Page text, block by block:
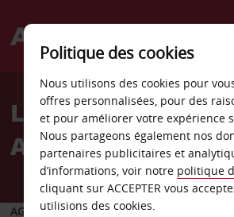
Welcome
AvisLocation de
Aéroport
AGENCE DE DÉPART
Politique des cookies
Nous utilisons des cookies pour
offres personnalisées, pour des
et pour améliorer votre expérience
Nous partageons également nos
partenaires publicitaires et
d’informations, voir notre politique
cliquant sur ACCEPTER vous
utilisions des cookies.